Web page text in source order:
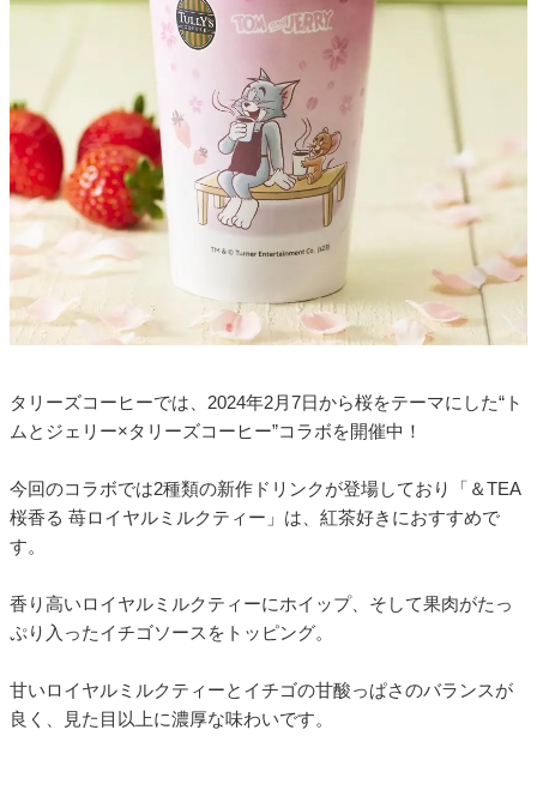
タリーズコーヒーでは、2024年2月7日から桜をテーマにした“ト
ムとジェリー×タリーズコーヒー”コラボを開催中！
今回のコラボでは2種類の新作ドリンクが登場しており「＆TEA
桜香る 苺ロイヤルミルクティー」は、紅茶好きにおすすめで
す。
香り高いロイヤルミルクティーにホイップ、そして果肉がたっ
ぷり入ったイチゴソースをトッピング。
甘いロイヤルミルクティーとイチゴの甘酸っぱさのバランスが
良く、見た目以上に濃厚な味わいです。